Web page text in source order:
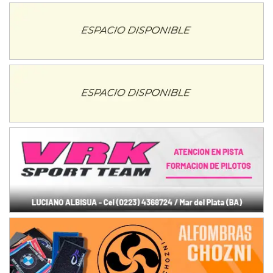
IAME SERIES ARGENTINA 6
Ciudad de Trenque Lauquen (Asfalto)
Trenque Lauquen (Buenos Aires)
ENTRERRIANO - F6 (POSTERGADA)
Villaguay (Entre Ríos)
VICTORIENSE - F7
Victoria (Entre Ríos)
PATAGONICO - F6
Moto Club Reginense (Tierra)
Gral. E. Godoy (Río Negro)
CSK - F7